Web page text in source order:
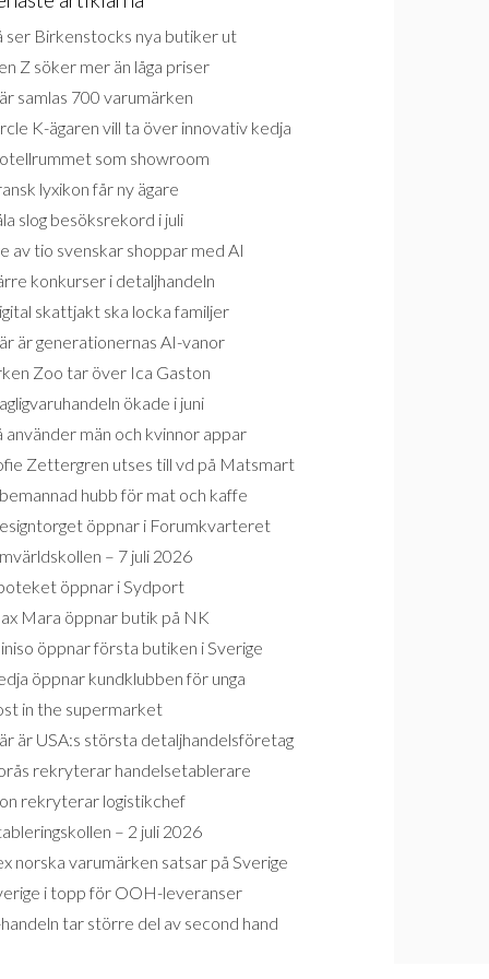
ser Birkenstocks nya butiker ut
Z söker mer än låga priser
samlas 700 varumärken
K-ägaren vill ta över innovativ kedja
som showroom
lyxikon får ny ägare
slog besöksrekord i juli
av tio svenskar shoppar med AI
konkurser i detaljhandeln
skattjakt ska locka familjer
är generationernas AI-vanor
Zoo tar över Ica Gaston
ökade i juni
använder män och kvinnor appar
Zettergren utses till vd på Matsmart
hubb för mat och kaffe
öppnar i Forumkvarteret
– 7 juli 2026
öppnar i Sydport
Mara öppnar butik på NK
öppnar första butiken i Sverige
öppnar kundklubben för unga
in the supermarket
är USA:s största detaljhandelsföretag
rekryterar handelsetablerare
rekryterar logistikchef
– 2 juli 2026
norska varumärken satsar på Sverige
i topp för OOH-leveranser
tar större del av second hand